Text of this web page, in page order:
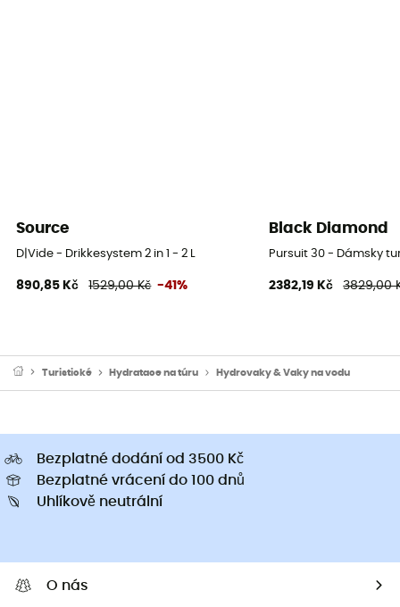
Source
D|Vide - Drikkesystem 2 in 1 - 2 L
890,85 Kč 1529,00 Kč -41%
Black Diamond
Pursuit 30 - Dámsky
2382,19 Kč 3829,00
Turistické Hydratace na túru Hydrovaky & Vaky na vodu
Bezplatné dodání od 3500 Kč
Bezplatné vrácení do 100 dnů
Uhlíkově neutrální
O nás